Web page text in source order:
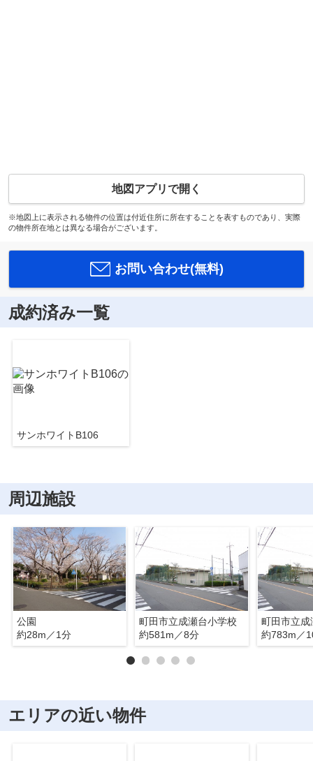
地図アプリで開く
※地図上に表示される物件の位置は付近住所に所在することを表すものであり、実際
の物件所在地とは異なる場合がございます。
お問い合わせ(無料)
成約済み一覧
サンホワイトB106
周辺施設
公園
約28m／1分
町田市立成瀬台小学校
約581m／8分
町田市立成
約783m／
エリアの近い物件